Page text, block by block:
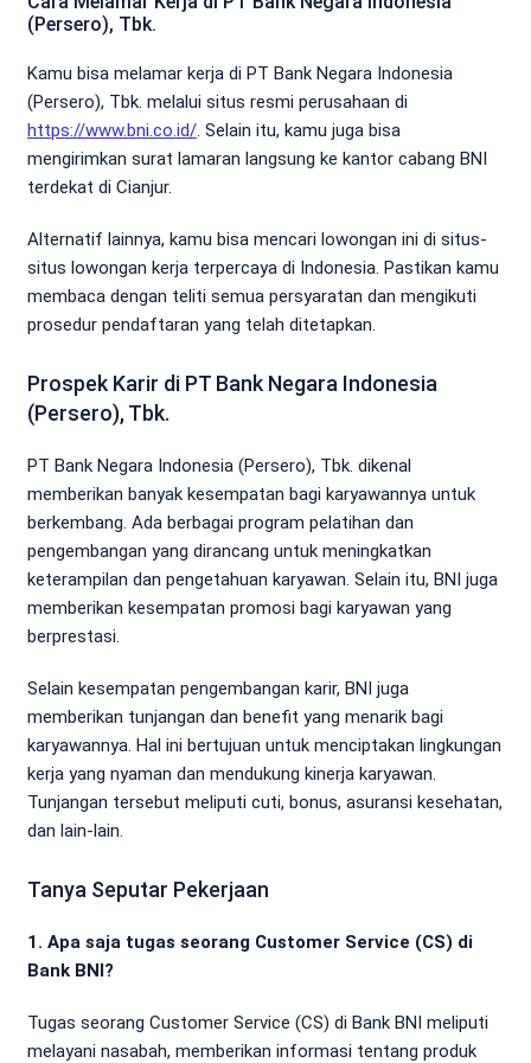
(Persero), Tbk.
Kamu bisa melamar kerja di PT Bank Negara Indonesia
(Persero), Tbk. melalui situs resmi perusahaan di
https://www.bni.co.id/. Selain itu, kamu juga bisa
mengirimkan surat lamaran langsung ke kantor cabang BNI
terdekat di Cianjur.
Alternatif lainnya, kamu bisa mencari lowongan ini di situs-
situs lowongan kerja terpercaya di Indonesia. Pastikan kamu
membaca dengan teliti semua persyaratan dan mengikuti
prosedur pendaftaran yang telah ditetapkan.
Prospek Karir di PT Bank Negara Indonesia
(Persero), Tbk.
PT Bank Negara Indonesia (Persero), Tbk. dikenal
memberikan banyak kesempatan bagi karyawannya untuk
berkembang. Ada berbagai program pelatihan dan
pengembangan yang dirancang untuk meningkatkan
keterampilan dan pengetahuan karyawan. Selain itu, BNI juga
memberikan kesempatan promosi bagi karyawan yang
berprestasi.
Selain kesempatan pengembangan karir, BNI juga
memberikan tunjangan dan benefit yang menarik bagi
karyawannya. Hal ini bertujuan untuk menciptakan lingkungan
kerja yang nyaman dan mendukung kinerja karyawan.
Tunjangan tersebut meliputi cuti, bonus, asuransi kesehatan,
dan lain-lain.
Tanya Seputar Pekerjaan
1. Apa saja tugas seorang Customer Service (CS) di
Bank BNI?
Tugas seorang Customer Service (CS) di Bank BNI meliputi
melayani nasabah, memberikan informasi tentang produk